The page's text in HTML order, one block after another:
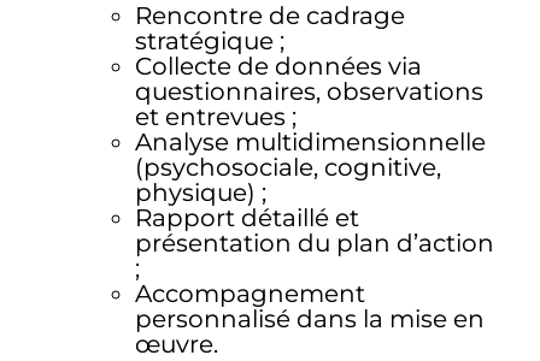
Rencontre de cadrage
stratégique ;
Collecte de données via
questionnaires, observations
et entrevues ;
Analyse multidimensionnelle
(psychosociale, cognitive,
physique) ;
Rapport détaillé et
présentation du plan d’action
;
Accompagnement
personnalisé dans la mise en
œuvre.